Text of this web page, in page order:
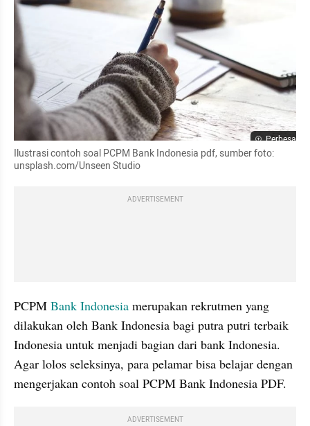
Perbesar
Ilustrasi contoh soal PCPM Bank Indonesia pdf, sumber foto:
unsplash.com/Unseen Studio
ADVERTISEMENT
PCPM Bank Indonesia merupakan rekrutmen yang
dilakukan oleh Bank Indonesia bagi putra putri terbaik
Indonesia untuk menjadi bagian dari bank Indonesia.
Agar lolos seleksinya, para pelamar bisa belajar dengan
mengerjakan contoh soal PCPM Bank Indonesia PDF.
ADVERTISEMENT